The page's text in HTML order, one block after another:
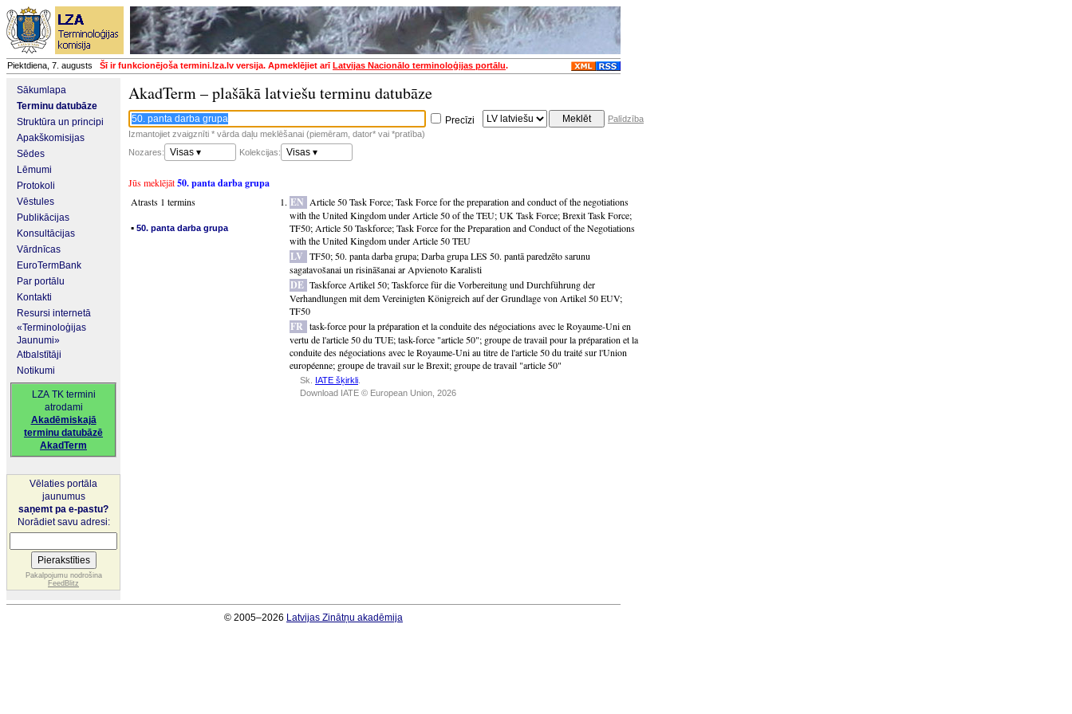
Piektdiena, 7. augusts Šī ir funkcionējoša termini.lza.lv versija. Apmeklējiet arīLatvijas Nacionālo terminoloģijas portālu.
Sākumlapa
Terminu datubāze
Struktūra un principi
Apakškomisijas
Sēdes
Lēmumi
Protokoli
Vēstules
Publikācijas
Konsultācijas
Vārdnīcas
EuroTermBank
Par portālu
Kontakti
Resursi internetā
«Terminoloģijas
Jaunumi»
Atbalstītāji
Notikumi
LZA TK termini
atrodami
Akadēmiskajā
terminu datubāzē
AkadTerm
Vēlaties portāla
jaunumus
saņemt pa e-pastu?
Norādiet savu adresi:
Pakalpojumu nodrošina
FeedBlitz
AkadTerm – plašākā latviešu terminu datubāze
Precīzi
Palīdzība
Izmantojiet zvaigznīti * vārda daļu meklēšanai (piemēram, dator* vai *pratība)
Nozares:
Visas ▾ Kolekcijas: Visas ▾
Jūs meklējāt50. panta darba grupa
Atrasts 1 termins
▪ 50. panta darba grupa
EN Article 50 Task Force;Task Force for the preparation and conduct of the negotiations
with the United Kingdom under Article 50 of the TEU;UK Task Force;Brexit Task Force;
TF50; Article 50 Taskforce;Task Force for the Preparation and Conduct of the Negotiations
with the United Kingdom under Article 50 TEU
LV TF50; 50. panta darba grupa;Darba grupa LES 50. pantā paredzēto sarunu
sagatavošanai un risināšanai ar Apvienoto Karalisti
DE Taskforce Artikel 50;Taskforce für die Vorbereitung und Durchführung der
Verhandlungen mit dem Vereinigten Königreich auf der Grundlage von Artikel 50 EUV;
TF50
FR task-force pour la préparation et la conduite des négociations avec le Royaume-Uni en
vertu de l'article 50 du TUE;task-force "article 50"; groupe de travail pour la préparation et la
conduite des négociations avec le Royaume-Uni au titre de l'article 50 du traité sur l'Union
européenne; groupe de travail sur le Brexit; groupe de travail "article 50"
Sk. IATE šķirkli
Download IATE © European Union, 2026
© 2005–2026 Latvijas Zinātņu akadēmija